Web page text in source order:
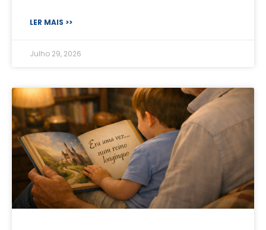
LER MAIS >>
Julho 29, 2026